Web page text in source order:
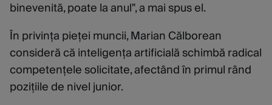
binevenită, poate la anul", a mai spus el.
În privința pieței muncii, Marian Călborean
consideră că inteligența artificială schimbă radical
competențele solicitate, afectând în primul rând
pozițiile de nivel junior.